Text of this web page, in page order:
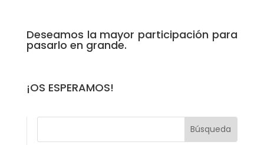
Deseamos la mayor participación para
pasarlo en grande.
¡OS ESPERAMOS!